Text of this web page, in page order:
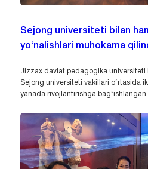
Sejong universiteti bilan
yo‘nalishlari muhokama
Jizzax davlat pedagogika universiteti
Sejong universiteti vakillari o‘rtasida
yanada rivojlantirishga bag‘ishlangan